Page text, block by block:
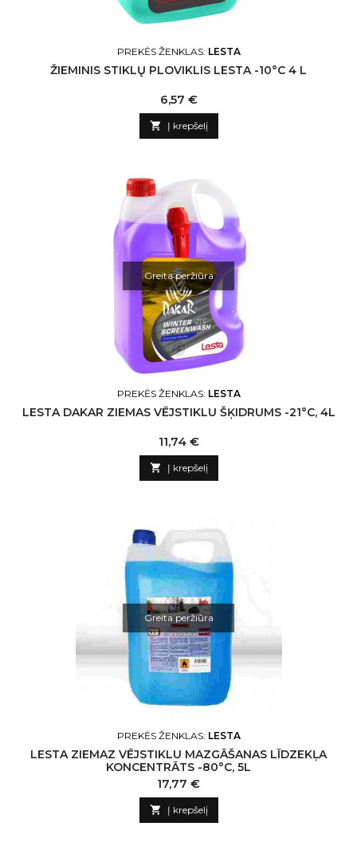
PREKĖS ŽENKLAS: LESTA
ŽIEMINIS STIKLŲ PLOVIKLIS LESTA -10°C 4 L
Kaina
6,57 €
 Į krepšelį
Greita peržiūra
PREKĖS ŽENKLAS: LESTA
LESTA DAKAR ZIEMAS VĒJSTIKLU ŠĶIDRUMS -21°C, 4L
Kaina
11,74 €
 Į krepšelį
Greita peržiūra
PREKĖS ŽENKLAS: LESTA
LESTA ZIEMAZ VĒJSTIKLU MAZGĀŠANAS LĪDZEKĻA
KONCENTRĀTS -80°C, 5L
Kaina
17,77 €
 Į krepšelį